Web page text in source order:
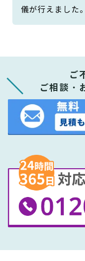
儀が行えました。
ご
ご相談・